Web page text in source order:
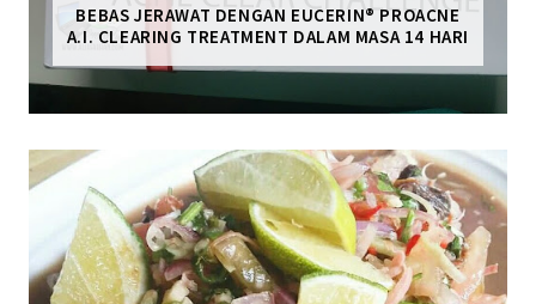
BEBAS JERAWAT DENGAN EUCERIN® PROACNE
A.I. CLEARING TREATMENT DALAM MASA 14 HARI